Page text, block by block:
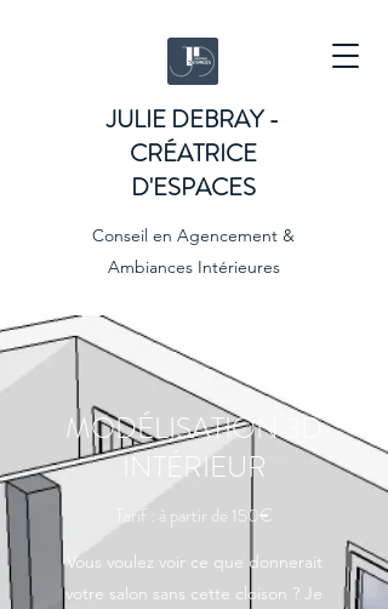
JULIE DEBRAY -
CRÉATRICE
D'ESPACES
Conseil en Agencement &
Ambiances Intérieures
MODÉLISATION 3D
INTÉRIEUR
Tarif : à partir de 150€
Vous voulez voir ce que donnerait
votre salon sans cette cloison ? Je